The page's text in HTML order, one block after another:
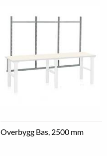
Overbygg Bas, 2500 mm